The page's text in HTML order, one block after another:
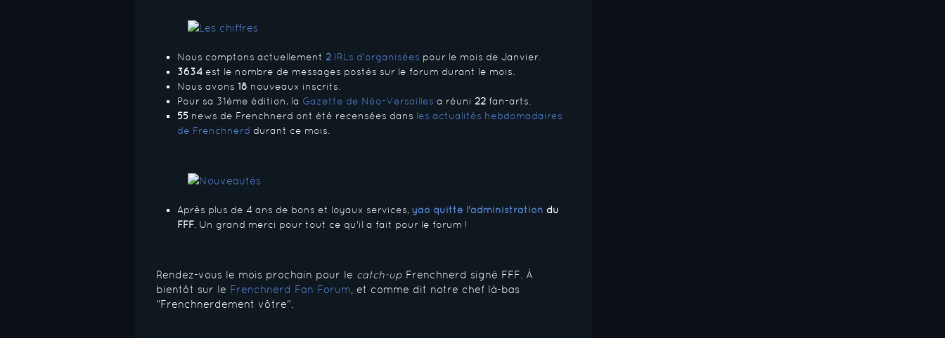
Nous comptons actuellement 2 IRLs d'organisées pour le mois de Janvier.
3634 est le nombre de messages postés sur le forum durant le mois.
Nous avons 18 nouveaux inscrits.
Pour sa 31ème édition, la Gazette de Néo-Versailles a réuni 22 fan-arts.
55 news de Frenchnerd ont été recensées dans les actualités hebdomadaires
de Frenchnerd durant ce mois.
Après plus de 4 ans de bons et loyaux services, yao quitte l'administration du
FFF . Un grand merci pour tout ce qu'il a fait pour le forum !
Rendez-vous le mois prochain pour le catch-up Frenchnerd signé FFF. À
bientôt sur le Frenchnerd Fan Forum , et comme dit notre chef là-bas
"Frenchnerdement vôtre".